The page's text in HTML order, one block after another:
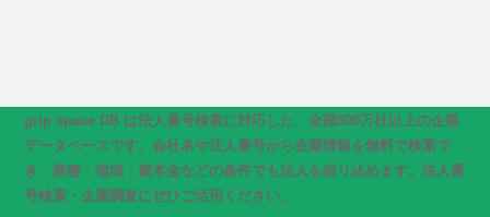
grip space DB は法人番号検索に対応した、全国500万社以上の企業
データベースです。会社名や法人番号から企業情報を無料で検索で
き、業種・地域・資本金などの条件でも法人を絞り込めます。法人番
号検索・企業調査にぜひご活用ください。